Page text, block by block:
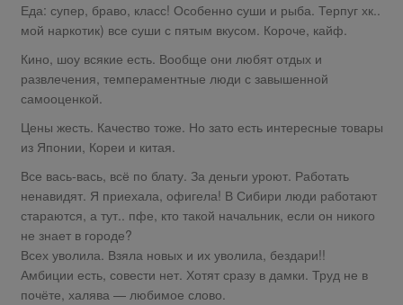
Еда: супер, браво, класс! Особенно суши и рыба. Терпуг хк..
мой наркотик) все суши с пятым вкусом. Короче, кайф.
Кино, шоу всякие есть. Вообще они любят отдых и
развлечения, темпераментные люди с завышенной
самооценкой.
Цены жесть. Качество тоже. Но зато есть интересные товары
из Японии, Кореи и китая.
Все вась-вась, всё по блату. За деньги уроют. Работать
ненавидят. Я приехала, офигела! В Сибири люди работают
стараются, а тут.. пфе, кто такой начальник, если он никого
не знает в городе?
Всех уволила. Взяла новых и их уволила, бездари!!
Амбиции есть, совести нет. Хотят сразу в дамки. Труд не в
почёте, халява — любимое слово.